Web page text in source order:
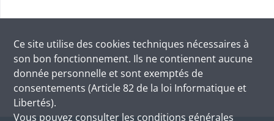
Ce site utilise des cookies techniques nécessaires à
son bon fonctionnement. Ils ne contiennent aucune
donnée personnelle et sont exemptés de
consentements (Article 82 de la loi Informatique et
Libertés).
Vous pouvez consulter les conditions générales